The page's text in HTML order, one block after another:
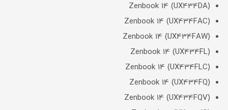
Zenbook 14 (UX434DA)
Zenbook 14 (UX434FAC)
Zenbook 14 (UX434FAW)
Zenbook 14 (UX434FL)
Zenbook 14 (UX434FLC)
Zenbook 14 (UX434FQ)
Zenbook 14 (UX434FQV)